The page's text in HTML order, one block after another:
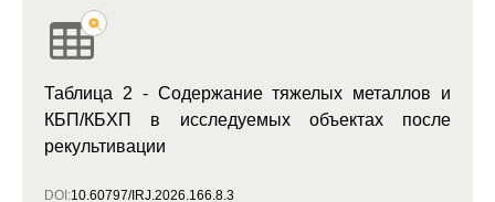
Таблица 2 - Содержание тяжелых металлов и
КБП/КБХП в исследуемых объектах после
рекультивации
DOI:10.60797/IRJ.2026.166.8.3